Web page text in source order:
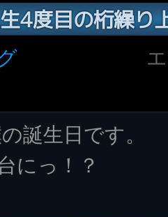
4度目の桁繰り
誕生日です。
にっ！？